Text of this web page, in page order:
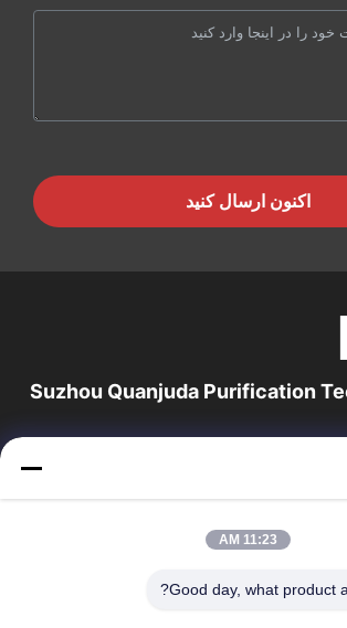
اکنون ارسال کنید
Suzhou Quanjuda Purification
یک تولید کننده و صادر کننده پیشرو محصولات
محصولات
11:23 AM
Good day, what product